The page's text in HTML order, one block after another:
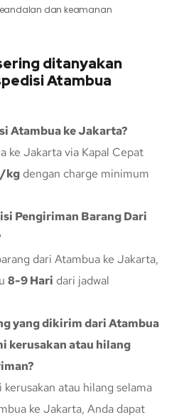
dan keamanan
ditanyakan
Atambua
Atambua ke Jakarta?
ke Jakarta via Kapal Cepat
kg dengan charge minimum
Pengiriman Barang Dari
dari Atambua ke Jakarta,
8-9 Hari dari jadwal
yang dikirim dari Atambua
kerusakan atau hilang
atau hilang selama
ke Jakarta, Anda dapat